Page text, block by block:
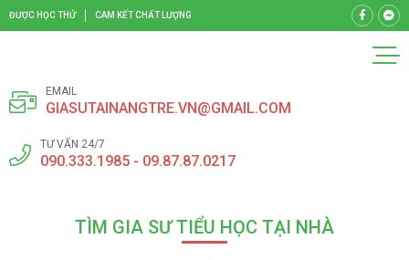
ĐƯỢC HỌC THỬ CAM KẾT CHẤT LƯỢNG
EMAIL
GIASUTAINANGTRE.VN@GMAIL.COM
TƯ VẤN 24/7
090.333.1985 - 09.87.87.0217
TÌM GIA SƯ TIỂU HỌC TẠI NHÀ